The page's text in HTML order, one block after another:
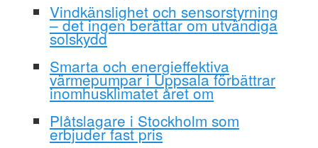
Vindkänslighet och sensorstyrning
– det ingen berättar om utvändiga
solskydd
Smarta och energieffektiva
värmepumpar i Uppsala förbättrar
inomhusklimatet året om
Plåtslagare i Stockholm som
erbjuder fast pris